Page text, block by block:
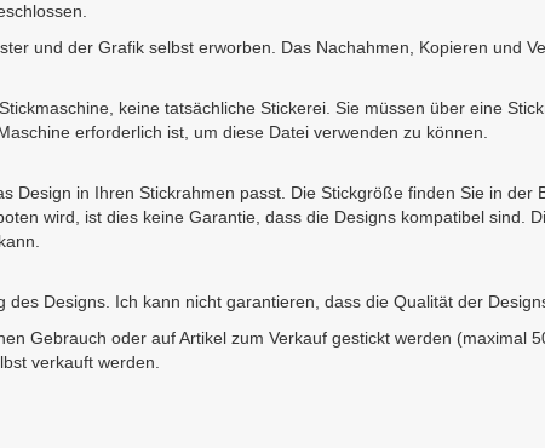
und der Grafik selbst erworben. Das Nachahmen, Kopieren und
keine tatsächliche Stickerei. Sie müssen über eine
erforderlich ist, um diese Datei verwenden zu können.
Design in Ihren Stickrahmen passt. Die Stickgröße finden Sie in der
wird, ist dies keine Garantie, dass die Designs kompatibel sind.
Designs. Ich kann nicht garantieren, dass die Qualität der
Gebrauch oder auf Artikel zum Verkauf gestickt werden (maximal
verkauft werden.